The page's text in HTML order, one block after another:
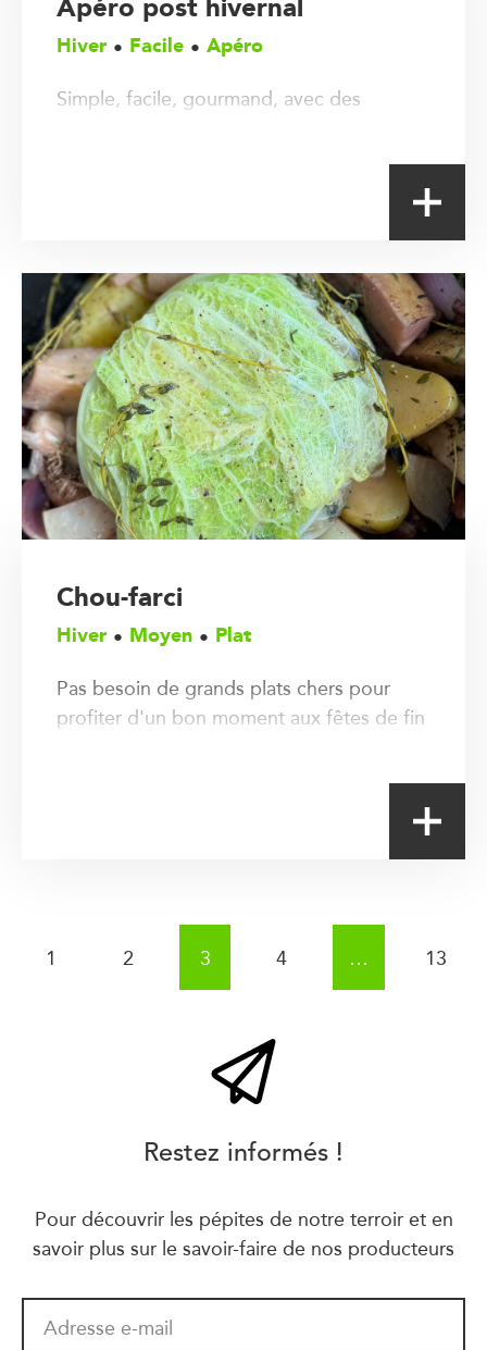
Hiver Facile Apéro
Simple, facile, gourmand, avec des
Chou-farci
Hiver Moyen Plat
Pas besoin de grands plats chers pour
profiter d'un bon moment aux fêtes de fin
Pagination des publications
1 2 3 4 … 13
Restez informés !
Pour découvrir les pépites de notre terroir et en
savoir plus sur le savoir-faire de nos producteurs
Adresse e-mail